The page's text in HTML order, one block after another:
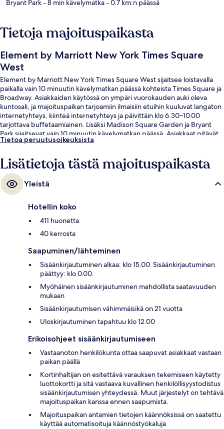
Bryant Park- 8 min kävelymatka- 0.7 km:n päässä
Tietoja majoituspaikasta
Element by Marriott New York Times Square
West
Element by Marriott New York Times Square West sijaitsee loistavalla
paikalla vain 10 minuutin kävelymatkan päässä kohteista Times Square ja
Broadway. Asiakkaiden käytössä on ympäri vuorokauden auki oleva
kuntosali, ja majoituspaikan tarjoamiin ilmaisiin etuihin kuuluvat langaton
internetyhteys, kiinteä internetyhteys ja päivittäin klo 6.30–10.00
tarjottava buffetaamiainen. Lisäksi Madison Square Garden ja Bryant
Park sijaitsevat vain 10 minuutin kävelymatkan päässä. Asiakkaat pitävät
majoituspaikasta sen keskeisen sijainnin ja lähialueen nähtävyyksien
- Port Authorityn bussien pääteasema sijaitsee muutaman askeleen
päässä ja Times Square – 42nd Streetin metroasema 6 minuutin
kävelymatkan päässä.
Tietoa peruutusoikeuksista
Lisätietoja tästä majoituspaikasta
Yleistä
Hotellin koko
411 huonetta
40 kerrosta
Saapuminen/lähteminen
Sisäänkirjautuminen alkaa: klo 15.00. Sisäänkirjautuminen
päättyy: klo 0.00.
Myöhäinen sisäänkirjautuminen mahdollista saatavuuden
mukaan
Sisäänkirjautumisen vähimmäisikä on 21 vuotta
Uloskirjautuminen tapahtuu klo 12.00
Erikoisohjeet sisäänkirjautumiseen
Vastaanoton henkilökunta ottaa saapuvat asiakkaat vastaan
paikan päällä
Kortinhaltijan on esitettävä varauksen tekemiseen käytetty
luottokortti ja sitä vastaava kuvallinen henkilöllisyystodistus
sisäänkirjautumisen yhteydessä. Muut järjestelyt on tehtävä
majoituspaikan kanssa ennen saapumista.
Majoituspaikan antamien tietojen käännöksissä on saatettu
käyttää automatisoituja käännöstyökaluja